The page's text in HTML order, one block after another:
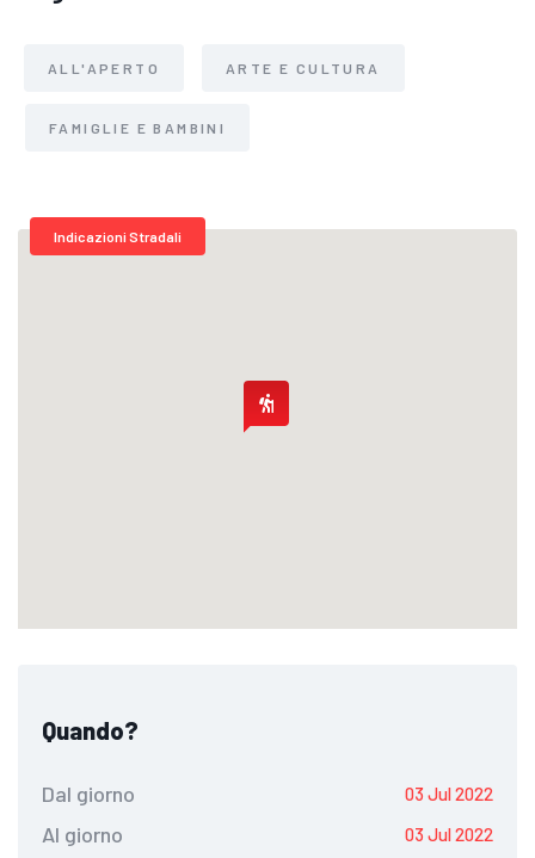
ALL'APERTO ARTE E CULTURA
FAMIGLIE E BAMBINI
Indicazioni Stradali
Quando?
Dal giorno 03 Jul 2022
Al giorno 03 Jul 2022